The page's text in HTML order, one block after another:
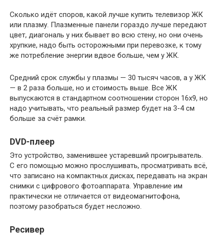
Сколько идёт споров, какой лучше купить телевизор ЖК
или плазму. Плазменные панели гораздо лучше передают
цвет, диагональ у них бывает во всю стену, но они очень
хрупкие, надо быть осторожными при перевозке, к тому
же потребление энергии вдвое больше, чем у ЖК.
Средний срок службы у плазмы — 30 тысяч часов, а у ЖК
— в 2 раза больше, но и стоимость выше. Все ЖК
выпускаются в стандартном соотношении сторон 16х9, но
надо учитывать, что реальный размер будет на 3-4 см
больше за счёт рамки.
DVD-плеер
Это устройство, заменившее устаревший проигрыватель.
С его помощью можно прослушивать, просматривать всё,
что записано на компактных дисках, передавать на экран
снимки с цифрового фотоаппарата. Управление им
практически не отличается от видеомагнитофона,
поэтому разобраться будет несложно.
Ресивер